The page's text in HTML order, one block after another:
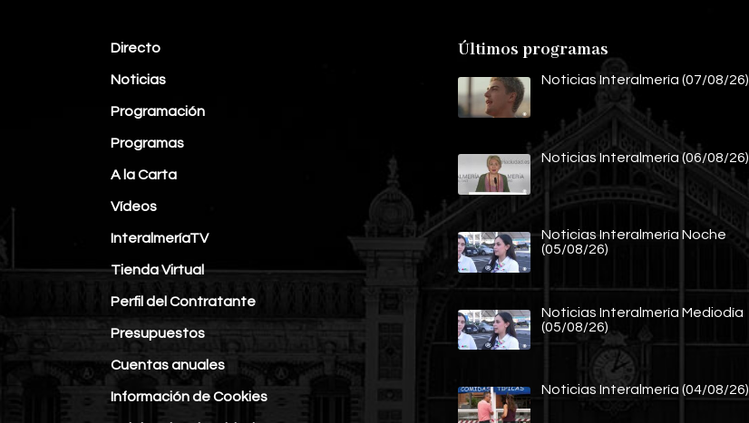
Directo
Noticias
Programación
Programas
A la Carta
Vídeos
InteralmeríaTV
Tienda Virtual
Perfil del Contratante
Presupuestos
Cuentas anuales
Información de Cookies
Últimos programas
Noticias Interalmería (07/08/26)
Noticias Interalmería (06/08/26)
Noticias Interalmería Noche
(05/08/26)
Noticias Interalmería Mediodía
(05/08/26)
Noticias Interalmería (04/08/26)